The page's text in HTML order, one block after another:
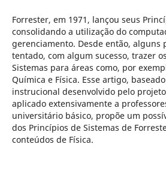
Forrester, em 1971, lançou seus
consolidando a utilização do
gerenciamento. Desde então, alguns
tentado, com algum sucesso, trazer
Sistemas para áreas como, por
Química e Física. Esse artigo,
instrucional desenvolvido pelo projeto
aplicado extensivamente a
universitário básico, propõe um
dos Princípios de Sistemas de
conteúdos de Física.